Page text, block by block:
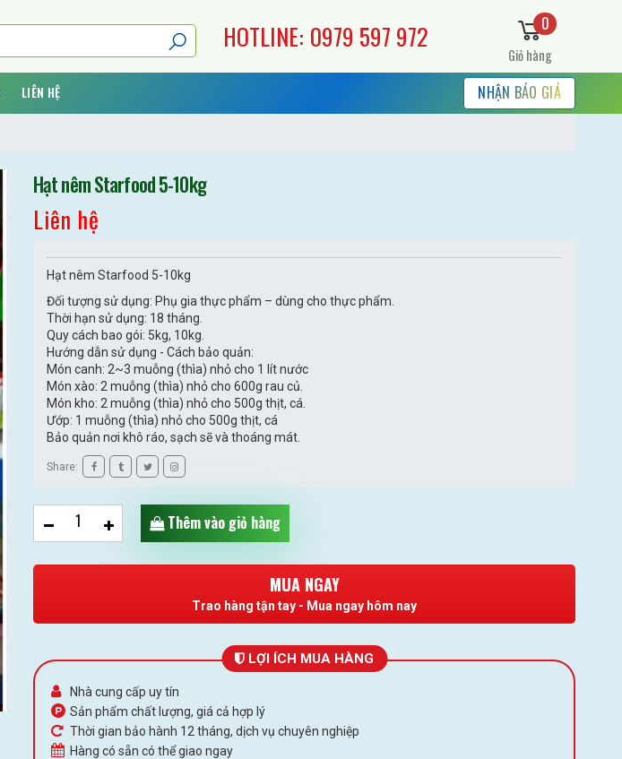
HOTLINE: 0979 597 972 0
Giỏ hàng
LIÊN HỆ NHẬN BÁO GIÁ
Hạt nêm Starfood 5-10kg
Liên hệ
Hạt nêm Starfood 5-10kg
Đối tượng sử dụng: Phụ gia thực phẩm – dùng cho thực phẩm.
Thời hạn sử dụng: 18 tháng.
Quy cách bao gói: 5kg, 10kg.
Hướng dẫn sử dụng - Cách bảo quản:
Món canh: 2~3 muỗng (thìa) nhỏ cho 1 lít nước
Món xào: 2 muỗng (thìa) nhỏ cho 600g rau củ.
Món kho: 2 muỗng (thìa) nhỏ cho 500g thịt, cá.
Ướp: 1 muỗng (thìa) nhỏ cho 500g thịt, cá
Bảo quản nơi khô ráo, sạch sẽ và thoáng mát.
Share:
Thêm vào giỏ hàng
MUA NGAY
Trao hàng tận tay - Mua ngay hôm nay
LỢI ÍCH MUA HÀNG
Nhà cung cấp uy tín
Sản phẩm chất lượng, giá cả hợp lý
Thời gian bảo hành 12 tháng, dịch vụ chuyên nghiệp
Hàng có sẵn có thể giao ngay